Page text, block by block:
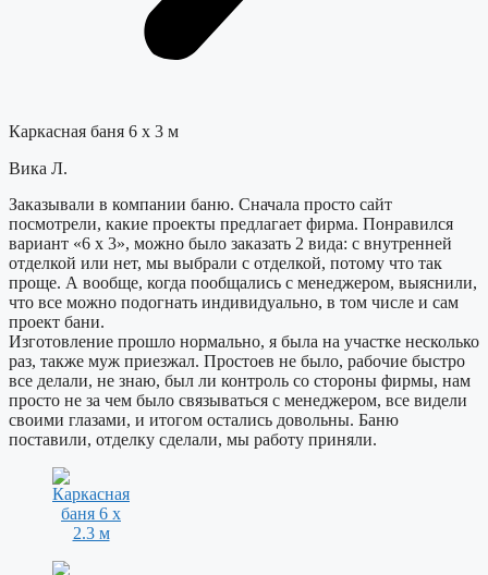
Каркасная баня 6 х 3 м
Вика Л.
Заказывали в компании баню. Сначала просто сайт
посмотрели, какие проекты предлагает фирма. Понравился
вариант «6 х 3», можно было заказать 2 вида: с внутренней
отделкой или нет, мы выбрали с отделкой, потому что так
проще. А вообще, когда пообщались с менеджером, выяснили,
что все можно подогнать индивидуально, в том числе и сам
проект бани.
Изготовление прошло нормально, я была на участке несколько
раз, также муж приезжал. Простоев не было, рабочие быстро
все делали, не знаю, был ли контроль со стороны фирмы, нам
просто не за чем было связываться с менеджером, все видели
своими глазами, и итогом остались довольны. Баню
поставили, отделку сделали, мы работу приняли.